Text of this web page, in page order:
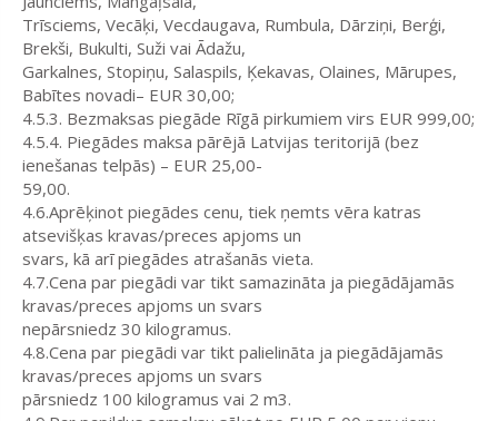
Trīsciems, Vecāķi, Vecdaugava, Rumbula, Dārziņi, Berģi,
Brekši, Bukulti, Suži vai Ādažu,
Garkalnes, Stopiņu, Salaspils, Ķekavas, Olaines, Mārupes,
Babītes novadi– EUR 30,00;
4.5.3. Bezmaksas piegāde Rīgā pirkumiem virs EUR 999,00;
4.5.4. Piegādes maksa pārējā Latvijas teritorijā (bez
ienešanas telpās) – EUR 25,00-
59,00.
4.6.Aprēķinot piegādes cenu, tiek ņemts vēra katras
atsevišķas kravas/preces apjoms un
svars, kā arī piegādes atrašanās vieta.
4.7.Cena par piegādi var tikt samazināta ja piegādājamās
kravas/preces apjoms un svars
nepārsniedz 30 kilogramus.
4.8.Cena par piegādi var tikt palielināta ja piegādājamās
kravas/preces apjoms un svars
pārsniedz 100 kilogramus vai 2 m3.